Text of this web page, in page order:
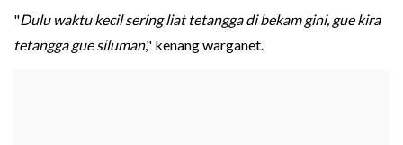
"Dulu waktu kecil sering liat tetangga di bekam gini, gue kira
tetangga gue siluman," kenang warganet.